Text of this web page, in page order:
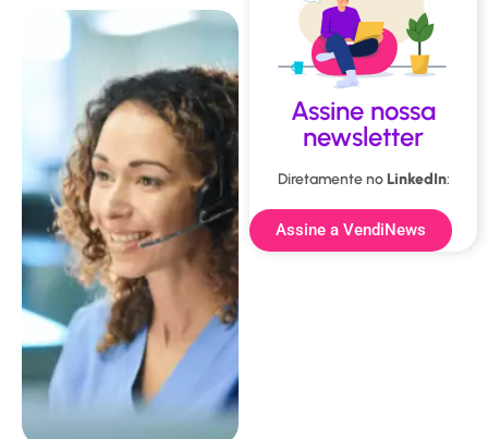
Assine nossa
newsletter
Diretamente noLinkedIn:
Assine a VendiNews